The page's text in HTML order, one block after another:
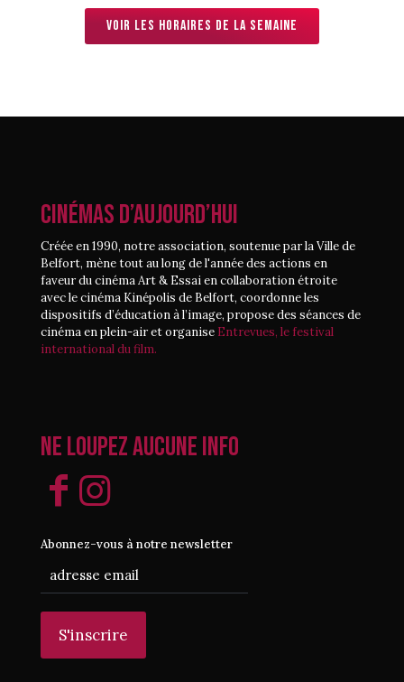
Voir les horaires de la semaine
CINÉMAS D’AUJOURD’HUI
Créée en 1990, notre association, soutenue par la Ville de
Belfort, mène tout au long de l'année des actions en
faveur du cinéma Art & Essai en collaboration étroite
avec le cinéma Kinépolis de Belfort, coordonne les
dispositifs d’éducation à l’image, propose des séances de
cinéma en plein-air et organise Entrevues, le festival
international du film.
Ne loupez aucune info
Abonnez-vous à notre newsletter